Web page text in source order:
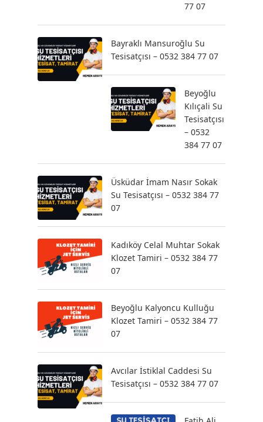
77 07
Bayraklı Mansuroğlu Su
Tesisatçısı – 0532 384 77 07
Beyoğlu
Kılıçali Su
Tesisatçısı
– 0532
384 77 07
Üsküdar İmam Nasır Sokak
Su Tesisatçısı – 0532 384 77
07
Kadıköy Celal Muhtar Sokak
Klozet Tamiri – 0532 384 77
07
Beyoğlu Kalyoncu Kulluğu
Klozet Tamiri – 0532 384 77
07
Avcılar İstiklal Caddesi Su
Tesisatçısı – 0532 384 77 07